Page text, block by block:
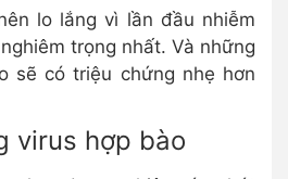
lo lắng vì lần đầu nhiễm
trọng nhất. Và những
sẽ có triệu chứng nhẹ hơn
virus hợp bào